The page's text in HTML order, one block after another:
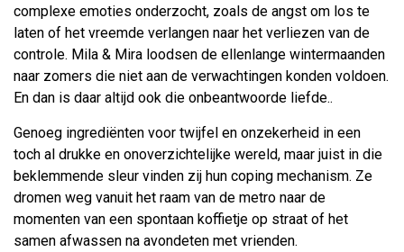
complexe emoties onderzocht, zoals de angst om los te
laten of het vreemde verlangen naar het verliezen van de
controle. Mila & Mira loodsen de ellenlange wintermaanden
naar zomers die niet aan de verwachtingen konden voldoen.
En dan is daar altijd ook die onbeantwoorde liefde..
Genoeg ingrediënten voor twijfel en onzekerheid in een
toch al drukke en onoverzichtelijke wereld, maar juist in die
beklemmende sleur vinden zij hun coping mechanism. Ze
dromen weg vanuit het raam van de metro naar de
momenten van een spontaan koffietje op straat of het
samen afwassen na avondeten met vrienden.